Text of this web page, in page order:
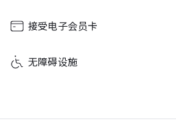
接受电子会员卡
无障碍设施